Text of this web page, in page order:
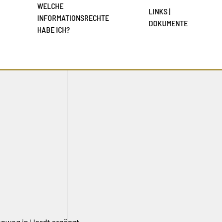
WELCHE
INFORMATIONSRECHTE
HABE ICH?
LINKS |
DOKUMENTE